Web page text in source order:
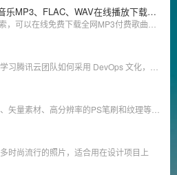
泡椒音乐 - 免费无损音乐MP3、FLAC、WAV在线播放下载网站
时尚流行的照片，适合用在设计项目上